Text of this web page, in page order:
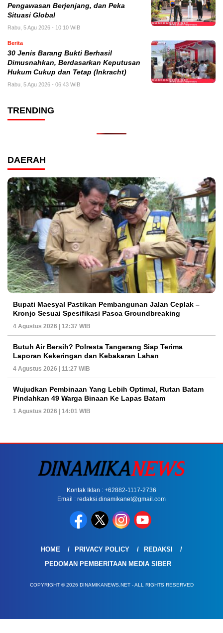
Pengawasan Berjenjang, dan Peka
Situasi Global
Rabu, 5 Agu 2026 - 10:10 WIB
Berita
30 Jenis Barang Bukti Berhasil
Dimusnahkan, Berdasarkan Keputusan
Hukum Cukup dan Tetap (Inkracht)
Rabu, 5 Agu 2026 - 06:43 WIB
TRENDING
DAERAH
Bupati Maesyal Pastikan Pembangunan Jalan Ceplak –
Kronjo Sesuai Spesifikasi Pasca Groundbreaking
4 Agustus 2026 | 12:37 WIB
Butuh Air Bersih? Polresta Tangerang Siap Terima
Laporan Kekeringan dan Kebakaran Lahan
4 Agustus 2026 | 11:27 WIB
Wujudkan Pembinaan Yang Lebih Optimal, Rutan Batam
Pindahkan 49 Warga Binaan Ke Lapas Batam
1 Agustus 2026 | 14:01 WIB
Kontak Iklan : +62882-1117-2736
Email : redaksi.dinamikanet@gmail.com
HOME PRIVACY POLICY
REDAKSI
PEDOMAN PEMBERITAAN MEDIA SIBER
COPYRIGHT © 2026 DINAMIKANEWS.NET - ALL RIGHTS RESERVED